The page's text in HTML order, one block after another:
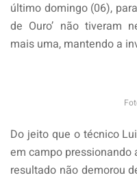
último domingo (06),
de Ouro’ não tiveram
mais uma, mantendo a
Do jeito que o técnico
em campo pressionando
resultado não demorou